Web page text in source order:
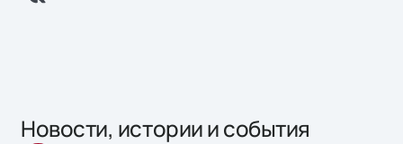
Новости, истории и события